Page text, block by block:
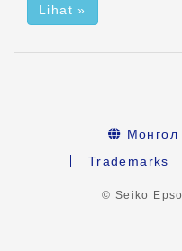
Lihat »
Монгол
Trademarks
© Seiko